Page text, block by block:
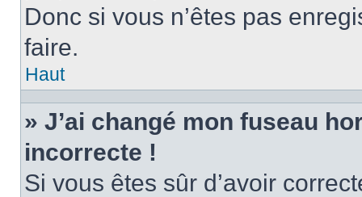
Donc si vous n’êtes pas
faire.
Haut
» J’ai changé mon fuseau
incorrecte !
Si vous êtes sûr d’avoir